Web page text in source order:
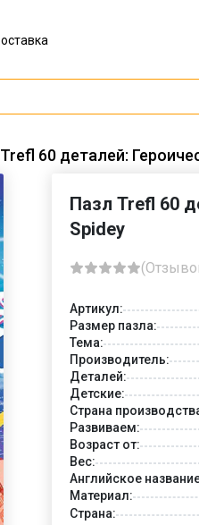
60 деталей:
Пазл Trefl 60
Spidey
Артикул:
Размер пазла:
Тема:
Производитель:
Деталей:
Детские:
Страна
Развиваем:
Возраст от:
Вес:
Английское
Материал:
Страна: